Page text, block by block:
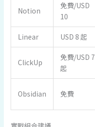
Notion
免費/USD
10
Linear USD 8 起
ClickUp
免費/USD 7
起
Obsidian 免費